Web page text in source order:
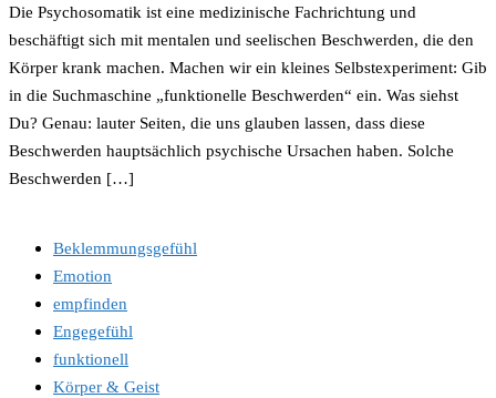
Die Psychosomatik ist eine medizinische Fachrichtung und
beschäftigt sich mit mentalen und seelischen Beschwerden, die den
Körper krank machen. Machen wir ein kleines Selbstexperiment: Gib
in die Suchmaschine „funktionelle Beschwerden“ ein. Was siehst
Du? Genau: lauter Seiten, die uns glauben lassen, dass diese
Beschwerden hauptsächlich psychi­sche Ursachen haben. Solche
Beschwerden […]
Beklemmungsgefühl
Emotion
empfinden
Engegefühl
funktionell
Körper & Geist